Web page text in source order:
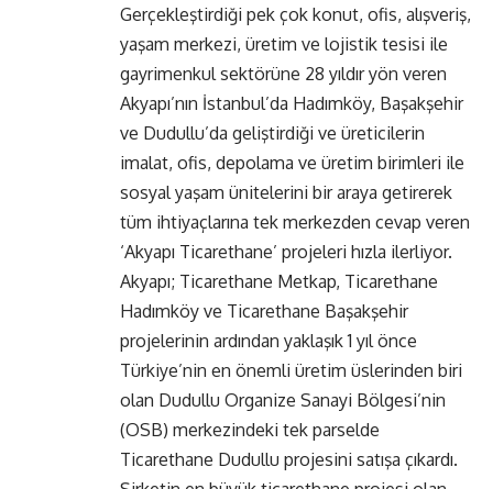
Gerçekleştirdiği pek çok konut, ofis, alışveriş,
yaşam merkezi, üretim ve lojistik tesisi ile
gayrimenkul sektörüne 28 yıldır yön veren
Akyapı’nın İstanbul’da Hadımköy, Başakşehir
ve Dudullu’da geliştirdiği ve üreticilerin
imalat, ofis, depolama ve üretim birimleri ile
sosyal yaşam ünitelerini bir araya getirerek
tüm ihtiyaçlarına tek merkezden cevap veren
‘Akyapı Ticarethane’ projeleri hızla ilerliyor.
Akyapı; Ticarethane Metkap, Ticarethane
Hadımköy ve Ticarethane Başakşehir
projelerinin ardından yaklaşık 1 yıl önce
Türkiye’nin en önemli üretim üslerinden biri
olan Dudullu Organize Sanayi Bölgesi’nin
(OSB) merkezindeki tek parselde
Ticarethane Dudullu projesini satışa çıkardı.